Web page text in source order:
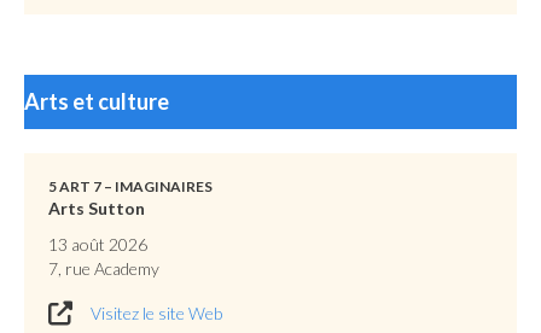
Arts et culture
5 ART 7 – IMAGINAIRES
Arts Sutton
13 août 2026
7, rue Academy
Visitez le site Web